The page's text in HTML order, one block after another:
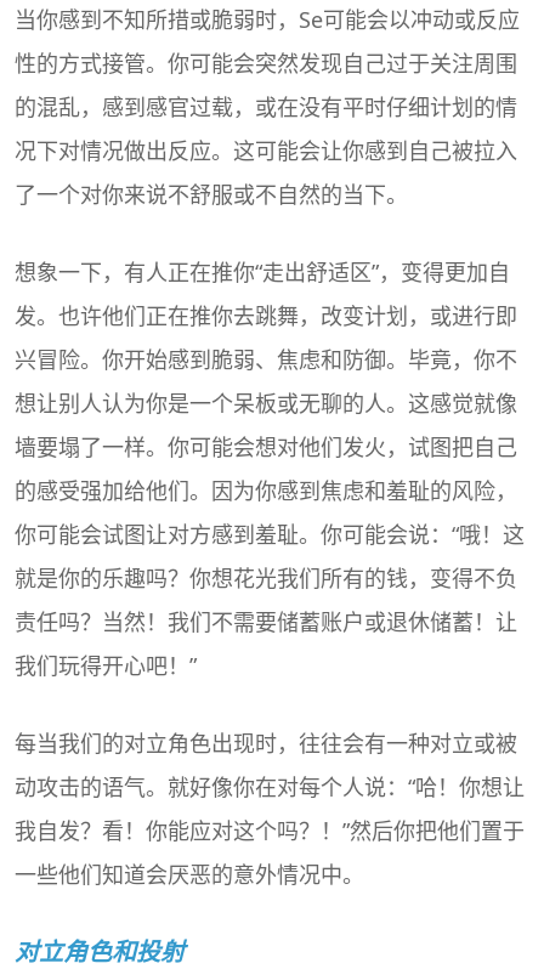
当你感到不知所措或脆弱时，Se可能会以冲动或反应
性的方式接管。你可能会突然发现自己过于关注周围
的混乱，感到感官过载，或在没有平时仔细计划的情
况下对情况做出反应。这可能会让你感到自己被拉入
了一个对你来说不舒服或不自然的当下。
想象一下，有人正在推你“走出舒适区”，变得更加自
发。也许他们正在推你去跳舞，改变计划，或进行即
兴冒险。你开始感到脆弱、焦虑和防御。毕竟，你不
想让别人认为你是一个呆板或无聊的人。这感觉就像
墙要塌了一样。你可能会想对他们发火，试图把自己
的感受强加给他们。因为你感到焦虑和羞耻的风险，
你可能会试图让对方感到羞耻。你可能会说：“哦！这
就是你的乐趣吗？你想花光我们所有的钱，变得不负
责任吗？当然！我们不需要储蓄账户或退休储蓄！让
我们玩得开心吧！”
每当我们的对立角色出现时，往往会有一种对立或被
动攻击的语气。就好像你在对每个人说：“哈！你想让
我自发？看！你能应对这个吗？！”然后你把他们置于
一些他们知道会厌恶的意外情况中。
对立角色和投射